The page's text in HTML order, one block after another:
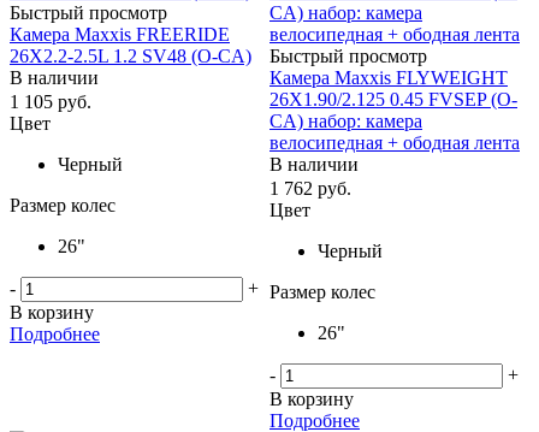
Быстрый просмотр
Камера Maxxis FREERIDE
26X2.2-2.5L 1.2 SV48 (O-CA)
В наличии
1 105 руб.
Цвет
Черный
Размер колес
26"
-
+
В корзину
Подробнее
Быстрый просмотр
Камера Maxxis FLYWEIGHT
26X1.90/2.125 0.45 FVSEP (O-
CA) набор: камера
велосипедная + ободная лента
В наличии
1 762 руб.
Цвет
Черный
Размер колес
26"
-
+
В корзину
Подробнее